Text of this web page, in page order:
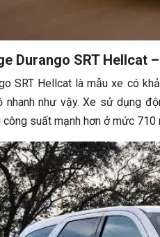
Durango SRT Hellcat
SRT Hellcat là mẫu xe có
nhanh như vậy. Xe sử dụng
công suất mạnh hơn ở mức 710